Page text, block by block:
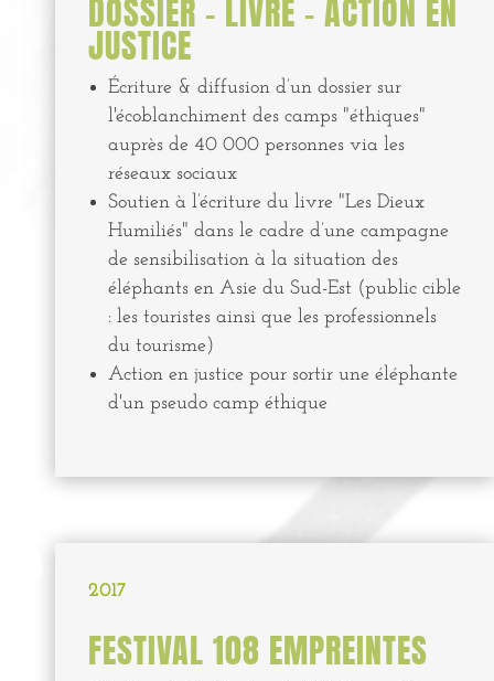
DOSSIER - LIVRE - ACTION EN
JUSTICE
Écriture & diffusion d’un dossier sur
l'écoblanchiment des camps "éthiques"
auprès de 40 000 personnes via les
réseaux sociaux
Soutien à l’écriture du livre "Les Dieux
Humiliés" dans le cadre d’une campagne
de sensibilisation à la situation des
éléphants en Asie du Sud-Est (public cible
: les touristes ainsi que les professionnels
du tourisme)
Action en justice pour sortir une éléphante
d'un pseudo camp éthique
2017
FESTIVAL 108 EMPREINTES